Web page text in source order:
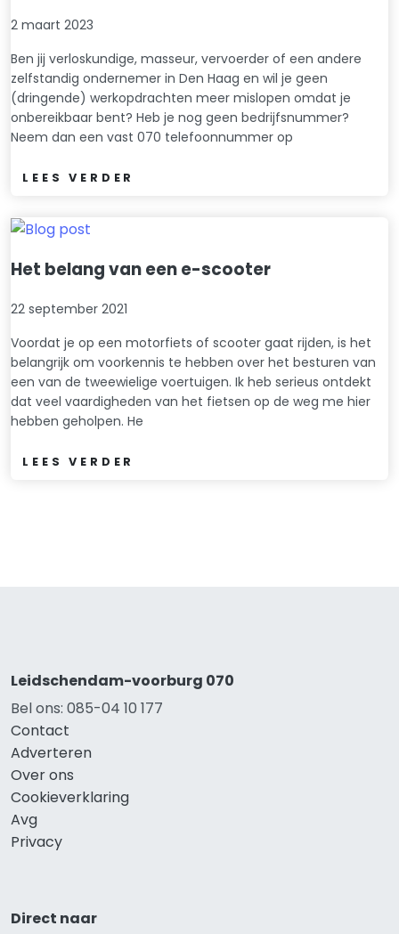
2 maart 2023
Ben jij verloskundige, masseur, vervoerder of een andere
zelfstandig ondernemer in Den Haag en wil je geen
(dringende) werkopdrachten meer mislopen omdat je
onbereikbaar bent? Heb je nog geen bedrijfsnummer?
Neem dan een vast 070 telefoonnummer op
LEES VERDER
Het belang van een e-scooter
22 september 2021
Voordat je op een motorfiets of scooter gaat rijden, is het
belangrijk om voorkennis te hebben over het besturen van
een van de tweewielige voertuigen. Ik heb serieus ontdekt
dat veel vaardigheden van het fietsen op de weg me hier
hebben geholpen. He
LEES VERDER
Leidschendam-voorburg 070
Bel ons: 085-04 10 177
Contact
Adverteren
Over ons
Cookieverklaring
Avg
Privacy
Direct naar